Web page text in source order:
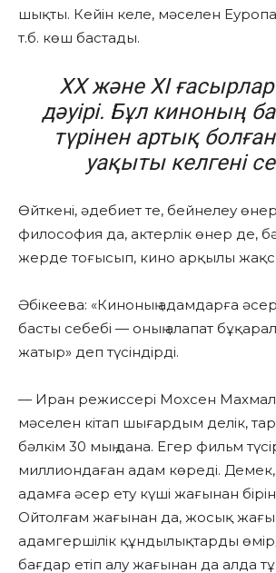
шықты. Кейін келе, мәселен
т.б. көш бастады.
XX және XI
дәуірі. Бұл киноның
түрінен артық
уақыты келгені
Өйткені, әдебиет те, бейнелеу
философия да, актерлік өнер де,
жерде тоғысып, кино арқылы
Әбікеева: «Киноның адамдарға әсер
басты себебі — оның алапат
жатыр» деп түсіндірді.
— Иран режиссері Мохсен
мәселен кітап шығардым делік,
бәлкім 30 мың дана. Егер фильм
миллиондаған адам көреді. Демек,
адамға әсер ету күші жағынан
Ойтолғам жағынан да, жосық
адамгершілік құндылықтарды
бағдар етіп алу жағынан да алда